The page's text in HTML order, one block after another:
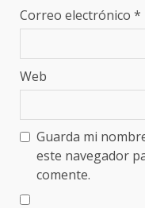
Correo electrónico *
Web
Guarda mi
este navegador
comente.